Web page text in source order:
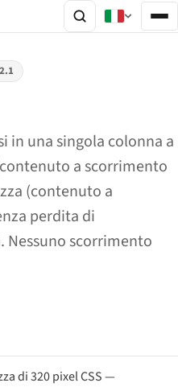
in una singola colonna a
a scorrimento
(contenuto a
perdita di
scorrimento
di 320 pixel CSS —